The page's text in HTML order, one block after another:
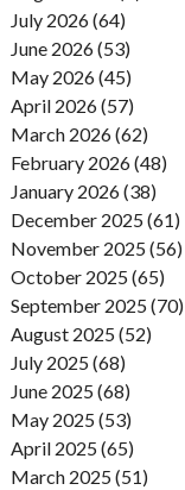
July 2026 (64)
June 2026 (53)
May 2026 (45)
April 2026 (57)
March 2026 (62)
February 2026 (48)
January 2026 (38)
December 2025 (61)
November 2025 (56)
October 2025 (65)
September 2025 (70)
August 2025 (52)
July 2025 (68)
June 2025 (68)
May 2025 (53)
April 2025 (65)
March 2025 (51)